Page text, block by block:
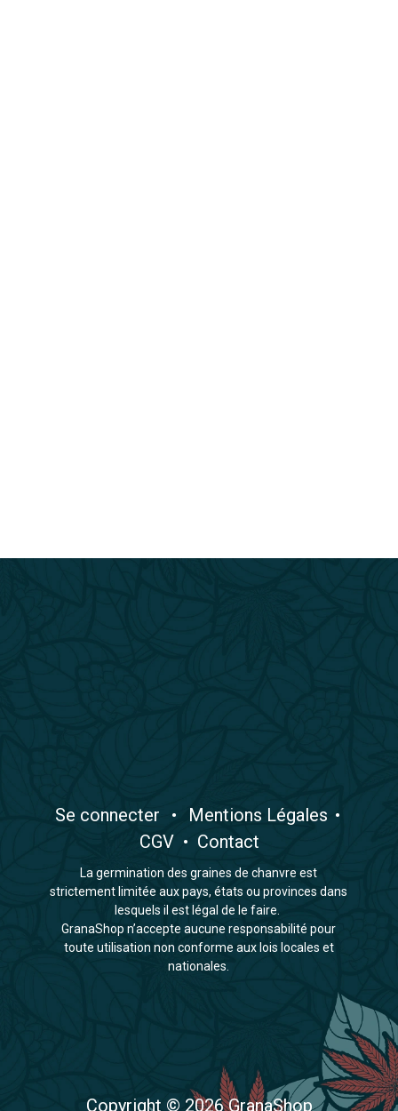
​Se connecter • ​Mentions Légales •
CGV• Contact
La germination des graines de chanvre est
strictement limitée aux pays, états ou provinces dans
lesquels il est légal de le faire.
GranaShop n’accepte aucune responsabilité pour
toute utilisation non conforme aux lois locales et
nationales.
Copyright © 2026 GranaShop​